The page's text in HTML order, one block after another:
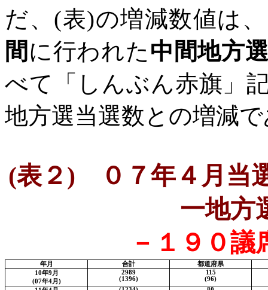
だ、 (表)の増減数値は
間 に行われた 中間地方
べて「しんぶん赤旗」
地方選当選数との増減
(表２ ) ０７年４月当
一地方
－１９０議
年月 合計
都道府県
10年9 月
(07年4月 )
2989
(1396)
115
(96)